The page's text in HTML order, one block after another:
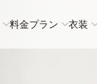
料金プラン 衣装